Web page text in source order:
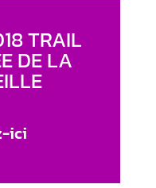
TRAIL
DE LA
ici